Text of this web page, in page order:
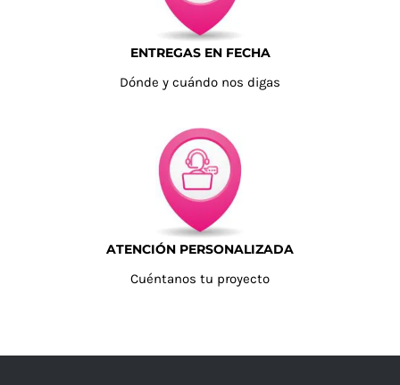
ENTREGAS EN FECHA
Dónde y cuándo nos digas
ATENCIÓN PERSONALIZADA
Cuéntanos tu proyecto